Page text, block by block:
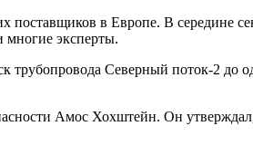
в Европе. В середине
многие эксперты.
трубопровода Северный поток-2 до
Амос Хохштейн. Он